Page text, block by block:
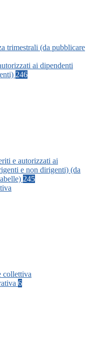
trimestrali (da pubblicare
ai dipendenti
246
e autorizzati ai
e non dirigenti) (da
245
collettiva
6